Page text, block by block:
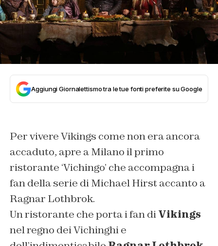
Aggiungi Giornalettismo tra le tue fonti preferite su Google
Per vivere Vikings come non era ancora
accaduto, apre a Milano il primo
ristorante ‘Vichingo’ che accompagna i
fan della serie di Michael Hirst accanto a
Ragnar Lothbrok.
Un ristorante che porta i fan diVikings
nel regno dei Vichinghi e